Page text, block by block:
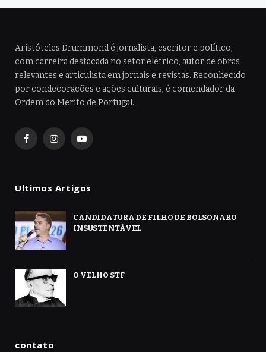
Aristóteles Drummond é jornalista, escritor e político,
com carreira destacada no setor elétrico, autor de obras
relevantes e articulista em jornais e revistas. Reconhecido
por condecorações e ações culturais, é comendador da
Ordem do Mérito de Portugal.
FacebookInstagramYouTube
Ultimos Artigos
CANDIDATURA DE FILHO DE BOLSONARO
INSUSTENTÁVEL
O VELHO STF
contato